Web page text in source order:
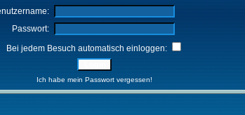
Passwort:
Bei jedem Besuch automatisch einloggen:
Ich habe mein Passwort vergessen!